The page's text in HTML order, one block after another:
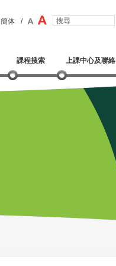
簡体 /
課程搜索 上課中心及聯絡